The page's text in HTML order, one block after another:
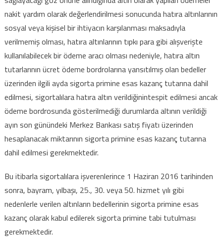
nakit yardım olarak değerlendirilmesi sonucunda hatıra altınlarının
sosyal veya kişisel bir ihtiyacın karşılanması maksadıyla
verilmemiş olması, hatıra altınlarının tıpkı para gibi alışverişte
kullanılabilecek bir ödeme aracı olması nedeniyle, hatıra altın
tutarlarının ücret ödeme bordrolarına yansıtılmış olan bedeller
üzerinden ilgili ayda sigorta primine esas kazanç tutarına dahil
edilmesi, sigortalılara hatıra altın verildiğinintespit edilmesi ancak
ödeme bordrosunda gösterilmediği durumlarda altının verildiği
ayın son günündeki Merkez Bankası satış fiyatı üzerinden
hesaplanacak miktarının sigorta primine esas kazanç tutarına
dahil edilmesi gerekmektedir.
Bu itibarla sigortalılara işverenlerince 1 Haziran 2016 tarihinden
sonra, bayram, yılbaşı, 25., 30. veya 50. hizmet yılı gibi
nedenlerle verilen altınların bedellerinin sigorta primine esas
kazanç olarak kabul edilerek sigorta primine tabi tutulması
gerekmektedir.